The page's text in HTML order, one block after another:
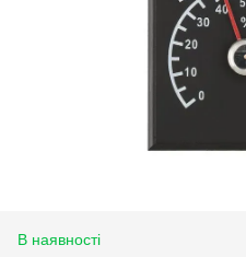
В наявності